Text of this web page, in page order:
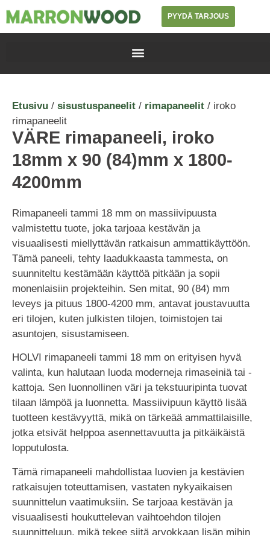
PYYDÄ TARJOUS
Etusivu / sisustuspaneelit / rimapaneelit / iroko
rimapaneelit
VÄRE rimapaneeli, iroko
18mm x 90 (84)mm x 1800-
4200mm
Rimapaneeli tammi 18 mm on massiivipuusta
valmistettu tuote, joka tarjoaa kestävän ja
visuaalisesti miellyttävän ratkaisun ammattikäyttöön.
Tämä paneeli, tehty laadukkaasta tammesta, on
suunniteltu kestämään käyttöä pitkään ja sopii
monenlaisiin projekteihin. Sen mitat, 90 (84) mm
leveys ja pituus 1800-4200 mm, antavat joustavuutta
eri tilojen, kuten julkisten tilojen, toimistojen tai
asuntojen, sisustamiseen.
HOLVI rimapaneeli tammi 18 mm on erityisen hyvä
valinta, kun halutaan luoda moderneja rimaseiniä tai -
kattoja. Sen luonnollinen väri ja tekstuuripinta tuovat
tilaan lämpöä ja luonnetta. Massiivipuun käyttö lisää
tuotteen kestävyyttä, mikä on tärkeää ammattilaisille,
jotka etsivät helppoa asennettavuutta ja pitkäikäistä
lopputulosta.
Tämä rimapaneeli mahdollistaa luovien ja kestävien
ratkaisujen toteuttamisen, vastaten nykyaikaisen
suunnittelun vaatimuksiin. Se tarjoaa kestävän ja
visuaalisesti houkuttelevan vaihtoehdon tilojen
suunnitteluun, mikä tekee siitä arvokkaan lisän mihin